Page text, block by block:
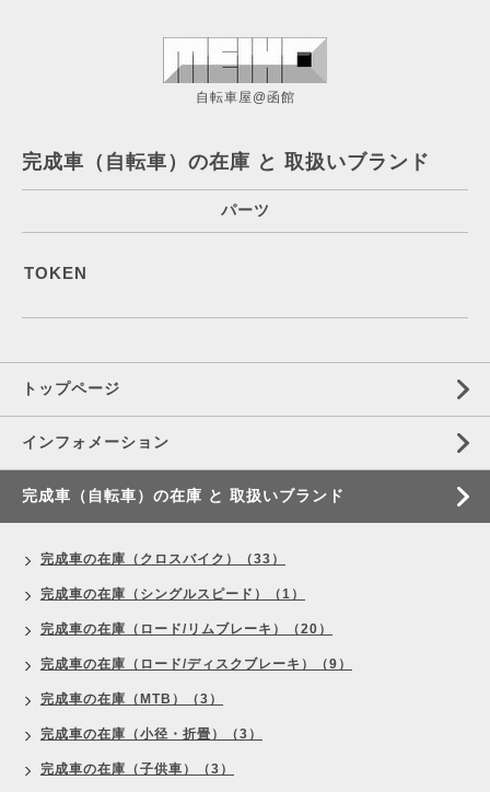
自転車屋@函館
完成車（自転車）の在庫 と 取扱いブランド
パーツ
TOKEN
トップページ
インフォメーション
完成車（自転車）の在庫 と 取扱いブランド
完成車の在庫（クロスバイク）（33）
完成車の在庫（シングルスピード）（1）
完成車の在庫（ロード/リムブレーキ）（20）
完成車の在庫（ロード/ディスクブレーキ）（9）
完成車の在庫（MTB）（3）
完成車の在庫（小径・折畳）（3）
完成車の在庫（子供車）（3）